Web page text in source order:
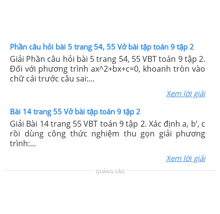
Phần câu hỏi bài 5 trang 54, 55 Vở bài tập toán 9 tập 2
Giải Phần câu hỏi bài 5 trang 54, 55 VBT toán 9 tập 2.
Đối với phương trình ax^2+bx+c=0, khoanh tròn vào
chữ cái trước câu sai:...
Xem lời giải
Bài 14 trang 55 Vở bài tập toán 9 tập 2
Giải Bài 14 trang 55 VBT toán 9 tập 2. Xác định a, b’, c
rồi dùng công thức nghiệm thu gọn giải phương
trình:...
Xem lời giải
QUẢNG CÁO